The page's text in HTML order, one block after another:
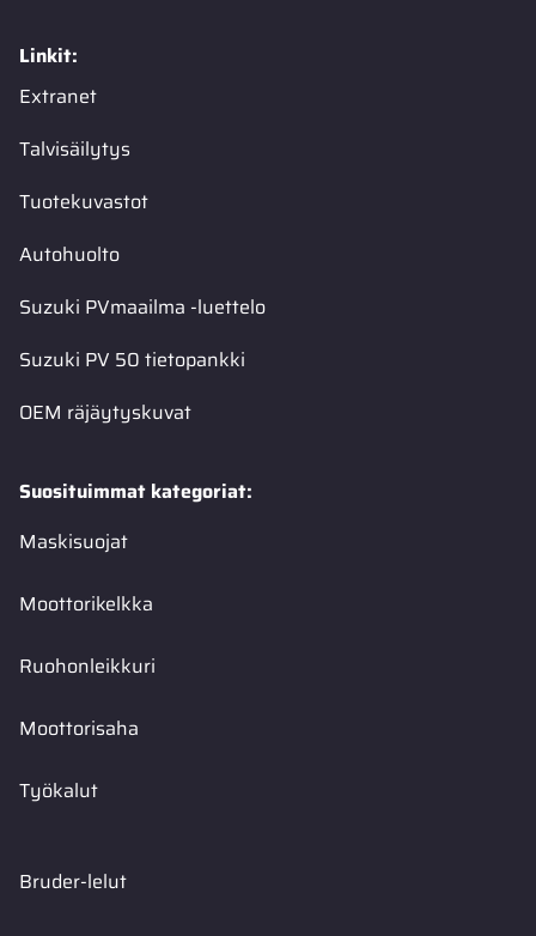
Linkit:
Extranet
Talvisäilytys
Tuotekuvastot
Autohuolto
Suzuki PVmaailma -luettelo
Suzuki PV 50 tietopankki
OEM räjäytyskuvat
Suosituimmat kategoriat:
Maskisuojat
Moottorikelkka
Ruohonleikkuri
Moottorisaha
Työkalut
Bruder-lelut